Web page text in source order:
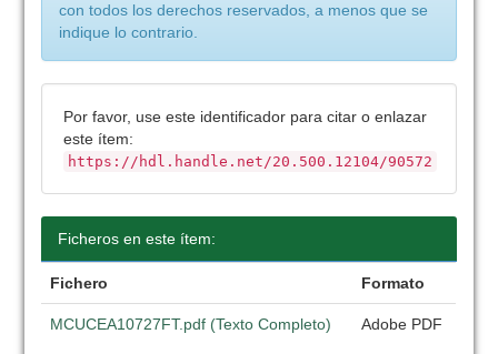
con todos los derechos reservados, a menos que se
indique lo contrario.
Por favor, use este identificador para citar o enlazar
este ítem:
https://hdl.handle.net/20.500.12104/90572
Ficheros en este ítem:
Fichero Formato
MCUCEA10727FT.pdf (Texto Completo) Adobe PDF